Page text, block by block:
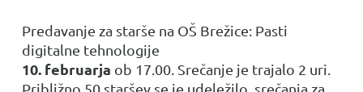
Predavanje za starše na OŠ Brežice: Pasti
digitalne tehnologije
10. februarja ob 17.00. Srečanje je trajalo 2 uri.
Približno 50 staršev se je udeležilo srečanja za